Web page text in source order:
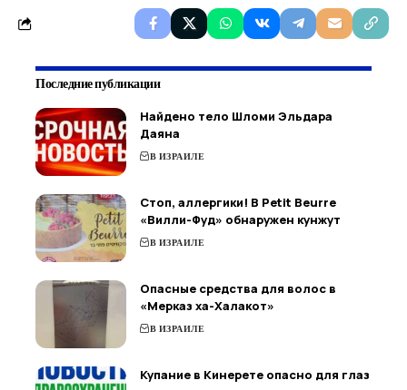
Последние публикации
Найдено тело Шломи Эльдара
Даяна
В ИЗРАИЛЕ
Стоп, аллергики! В Petit Beurre
«Вилли-Фуд» обнаружен кунжут
В ИЗРАИЛЕ
Опасные средства для волос в
«Мерказ ха-Халакот»
В ИЗРАИЛЕ
Купание в Кинерете опасно для глаз